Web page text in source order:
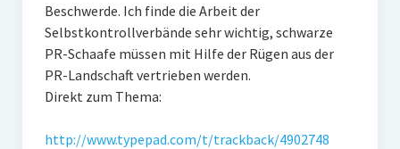
Beschwerde. Ich finde die Arbeit der
Selbstkontrollverbände sehr wichtig, schwarze
PR-Schaafe müssen mit Hilfe der Rügen aus der
PR-Landschaft vertrieben werden.
Direkt zum Thema:
http://www.typepad.com/t/trackback/4902748